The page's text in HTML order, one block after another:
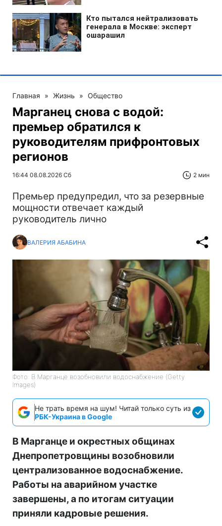
Главная » Жизнь » Общество
Марганец снова с водой:
премьер обратился к
руководителям прифронтовых
регионов
16:44 08.08.2026 Сб 2 мин
Премьер предупредил, что за резервные
мощности отвечает каждый
руководитель лично
ВАЛЕРИЯ АБАБИНА
Фото: В Марганце возобновили водоснабжение (Getty
Images)
Не трать время на шум! Читай только суть из
РБК-Украина в Google
В Марганце и окрестных общинах
Днепропетровщины возобновили
централизованное водоснабжение.
Работы на аварийном участке
завершены, а по итогам ситуации
приняли кадровые решения.